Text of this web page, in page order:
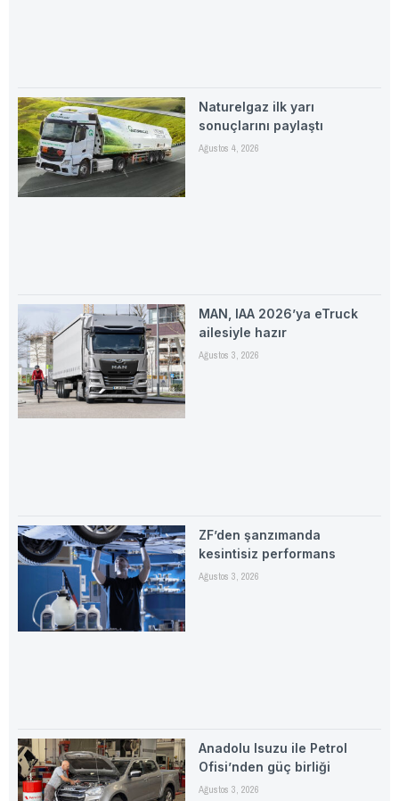
Naturelgaz ilk yarı
sonuçlarını paylaştı
Ağustos 4, 2026
MAN, IAA 2026’ya eTruck
ailesiyle hazır
Ağustos 3, 2026
ZF’den şanzımanda
kesintisiz performans
Ağustos 3, 2026
Anadolu Isuzu ile Petrol
Ofisi’nden güç birliği
Ağustos 3, 2026